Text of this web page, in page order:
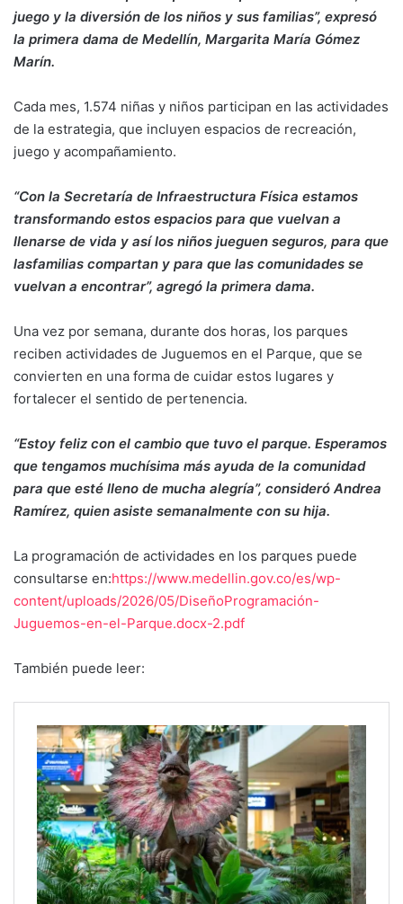
juego y la diversión de los niños y sus familias”, expresó
la primera dama de Medellín, Margarita María Gómez
Marín.
Cada mes, 1.574 niñas y niños participan en las actividades
de la estrategia, que incluyen espacios de recreación,
juego y acompañamiento.
“Con la Secretaría de Infraestructura Física estamos
transformando estos espacios para que vuelvan a
llenarse de vida y así los niños jueguen seguros, para que
lasfamilias compartan y para que las comunidades se
vuelvan a encontrar”, agregó la primera dama.
Una vez por semana, durante dos horas, los parques
reciben actividades de Juguemos en el Parque, que se
convierten en una forma de cuidar estos lugares y
fortalecer el sentido de pertenencia.
“Estoy feliz con el cambio que tuvo el parque. Esperamos
que tengamos muchísima más ayuda de la comunidad
para que esté lleno de mucha alegría”, consideró Andrea
Ramírez, quien asiste semanalmente con su hija.
La programación de actividades en los parques puede
consultarse en:https://www.medellin.gov.co/es/wp-
content/uploads/2026/05/DiseñoProgramación-
Juguemos-en-el-Parque.docx-2.pdf
También puede leer: